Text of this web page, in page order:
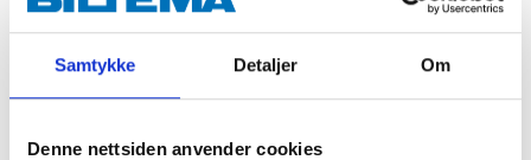
Samtykke Detaljer Om
Denne nettsiden anvender cookies